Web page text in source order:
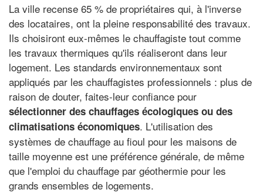
La ville recense 65 % de propriétaires qui, à l'inverse
des locataires, ont la pleine responsabilité des travaux.
Ils choisiront eux-mêmes le chauffagiste tout comme
les travaux thermiques qu'ils réaliseront dans leur
logement. Les standards environnementaux sont
appliqués par les chauffagistes professionnels : plus de
raison de douter, faites-leur confiance pour
sélectionner des chauffages écologiques ou des
climatisations économiques. L'utilisation des
systèmes de chauffage au fioul pour les maisons de
taille moyenne est une préférence générale, de même
que l'emploi du chauffage par géothermie pour les
grands ensembles de logements.